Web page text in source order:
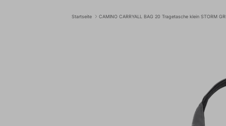
Startseite CAMINO CARRYALL BAG 20 Tragetasche klein STORM